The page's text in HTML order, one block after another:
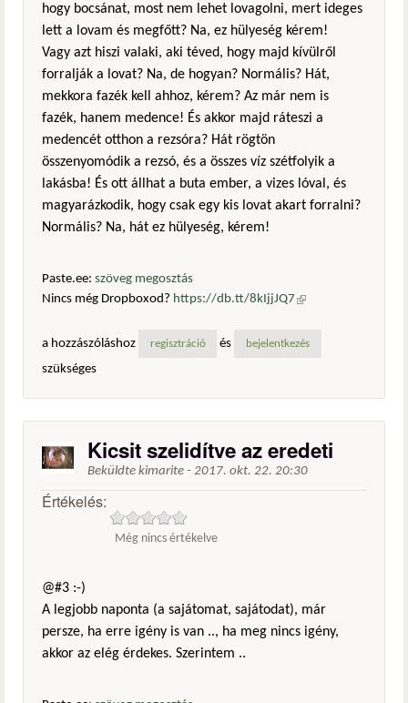
hogy bocsánat, most nem lehet lovagolni, mert ideges
lett a lovam és megfőtt? Na, ez hülyeség kérem!
Vagy azt hiszi valaki, aki téved, hogy majd kívülről
forralják a lovat? Na, de hogyan? Normális? Hát,
mekkora fazék kell ahhoz, kérem? Az már nem is
fazék, hanem medence! És akkor majd ráteszi a
medencét otthon a rezsóra? Hát rögtön
összenyomódik a rezsó, és a összes víz szétfolyik a
lakásba! És ott állhat a buta ember, a vizes lóval, és
magyarázkodik, hogy csak egy kis lovat akart forralni?
Normális? Na, hát ez hülyeség, kérem!
Paste.ee: szöveg megosztás
Nincs még Dropboxod? https://db.tt/8kIjjJQ7 (külső
a hozzászóláshoz
regisztráció és bejelentkezés
szükséges
Kicsit szelidítve az eredeti
Beküldte kimarite - 2017. okt. 22. 20:30
Értékelés:
Még nincs értékelve
@#3 :-)
A legjobb naponta (a sajátomat, sajátodat), már
persze, ha erre igény is van .., ha meg nincs igény,
akkor az elég érdekes. Szerintem ..